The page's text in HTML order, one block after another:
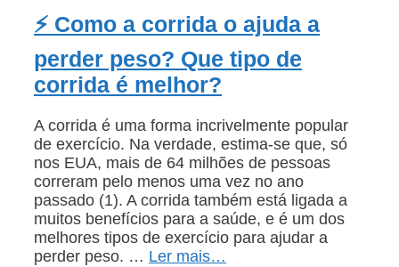
⚡ Como a corrida o ajuda a
perder peso? Que tipo de
corrida é melhor?
A corrida é uma forma incrivelmente popular
de exercício. Na verdade, estima-se que, só
nos EUA, mais de 64 milhões de pessoas
correram pelo menos uma vez no ano
passado (1). A corrida também está ligada a
muitos benefícios para a saúde, e é um dos
melhores tipos de exercício para ajudar a
perder peso. … Ler mais…